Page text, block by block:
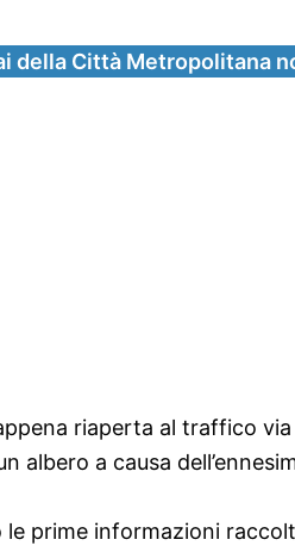
della Città Metropolitana
riaperta al traffico
albero a causa
le prime informazioni